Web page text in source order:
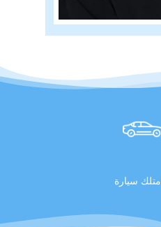
سيارة